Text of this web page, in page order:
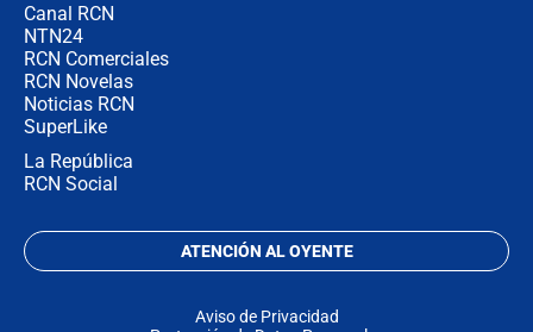
Canal RCN
NTN24
RCN Comerciales
RCN Novelas
Noticias RCN
SuperLike
La República
RCN Social
ATENCIÓN AL OYENTE
Aviso de Privacidad